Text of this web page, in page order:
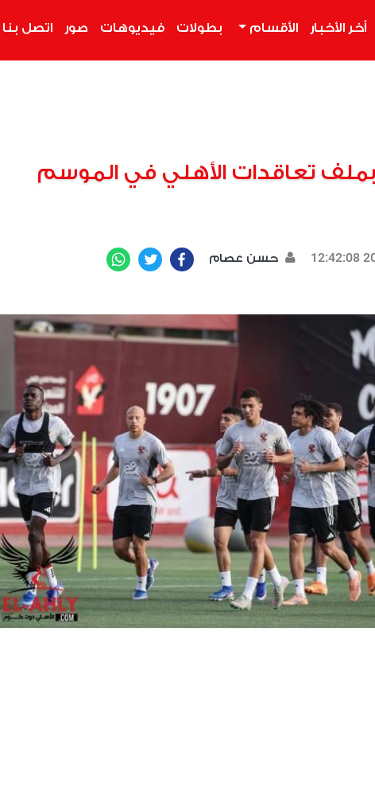
أخر الأخبار الأقسام بطولات فيديوهات صور اتصل بنا
تعاقدات الأهلي في الموسم
حسن عصام Facebook
Twitter